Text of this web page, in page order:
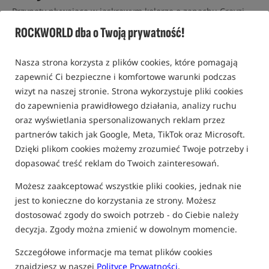
ROCKWORLD dba o Twoją prywatność!
Nasza strona korzysta z plików cookies, które pomagają
zapewnić Ci bezpieczne i komfortowe warunki podczas
wizyt na naszej stronie. Strona wykorzystuje pliki cookies
do zapewnienia prawidłowego działania, analizy ruchu
oraz wyświetlania spersonalizowanych reklam przez
partnerów takich jak Google, Meta, TikTok oraz Microsoft.
Dzięki plikom cookies możemy zrozumieć Twoje potrzeby i
dopasować treść reklam do Twoich zainteresowań.
Możesz zaakceptować wszystkie pliki cookies, jednak nie
jest to konieczne do korzystania ze strony. Możesz
dostosować zgody do swoich potrzeb - do Ciebie należy
decyzja. Zgody można zmienić w dowolnym momencie.
Szczegółowe informacje ma temat plików cookies
znajdziesz w naszej Polityce Prywatności.
Przynęty pływające w jaskrawym kolorze o zapachu Crayzi
Fruit /StarBaits
0 opinii